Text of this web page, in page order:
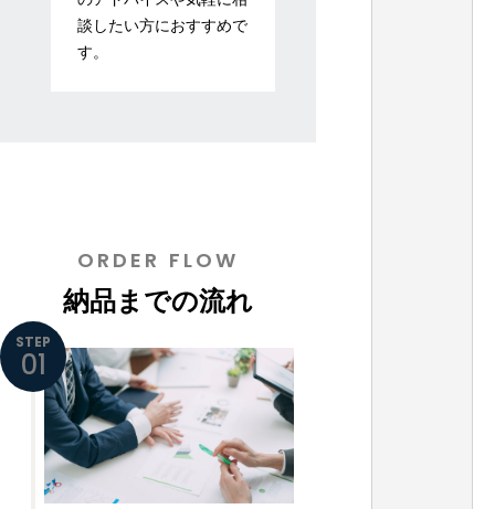
談したい方におすすめで
す。
ORDER FLOW
納品までの流れ
STEP
01